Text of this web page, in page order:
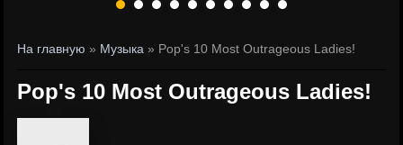
На главную » Музыка » Pop's 10 Most Outrageous Ladies!
Pop's 10 Most Outrageous Ladies!